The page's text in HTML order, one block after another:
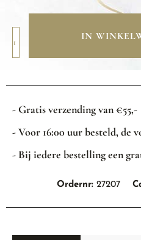
IN
- Gratis verzending van €55,-
- Voor 16:00 uur besteld, de
- Bij iedere bestelling een
Ordernr: 27207